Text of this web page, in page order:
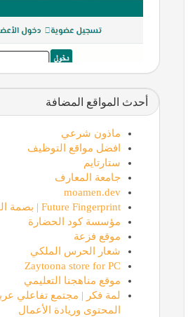
أحدث المواقع المضافة
ماذون شرعي
افضل مواقع التوظيف
ستارتايم
جامعة المعارف
moamen.dev
Future Fingerprint | بصمة المستقبل
مؤسسة كود الحضارة
موقع فزعة
شعار الحرس الملكي
Zaytoona store for PC
موقع مناهجنا التعليمي
لمة فكر | مجتمع تفاعلي
المحتوى وريادة الأعمال